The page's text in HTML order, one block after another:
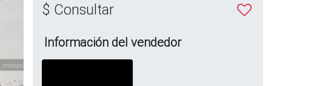
$ Consultar
Información del vendedor